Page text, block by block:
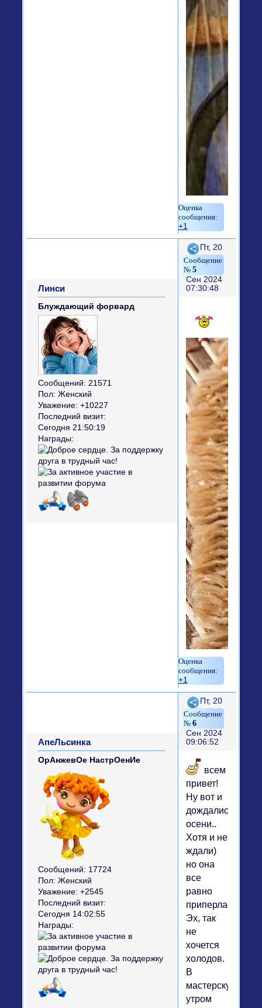
+1
Поделиться
5
Пт, 20
Сен 2024
07:30:48
Линси
Блуждающий форвард
Сообщений: 21571
Пол: Женский
Уважение: +10227
Последний визит:
Сегодня 21:50:19
Награды:
+1
Поделиться
6
Пт, 20
Сен 2024
09:06:52
АпеЛьсинка
ОрАнжевОе НастрОенИе
Сообщений: 17724
Пол: Женский
Уважение: +2545
Последний визит:
Сегодня 14:02:55
Награды:
всем
привет!
Ну вот и
дождались
осени..
Хотя и не
ждали)
но она
все
равно
приперлась.
Эх, так
не
хочется
холодов.
В
мастерскую
утром